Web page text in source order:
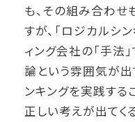
も、その組み合わ
すが、「ロジカルシ
ィング会社の「手法
論という雰囲気が出
ンキングを実践する
正しい考えが出てく